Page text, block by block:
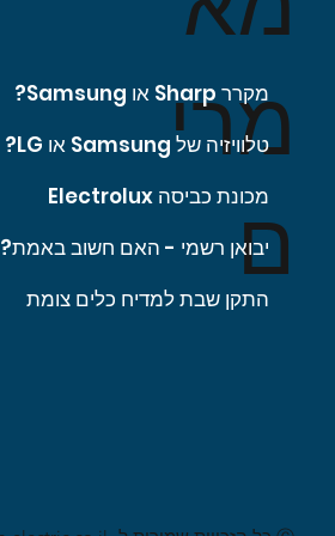
מרי
ם
מקרר Sharp או Samsung?
טלוויזיה של Samsung או LG?
מכונת כביסה Electrolux
יבואן רשמי - האם חשוב באמת?
התקן שבת למדיח כלים צומת